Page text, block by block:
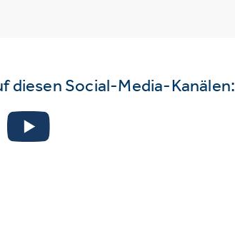
diesen Social-Media-Kanälen: